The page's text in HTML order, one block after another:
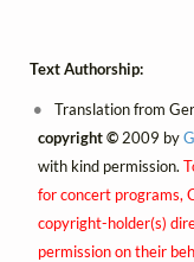
Text Authorship:
Translation from
copyright ©2009 by
with kind permission.
for concert programs,
copyright-holder(s)
permission on their